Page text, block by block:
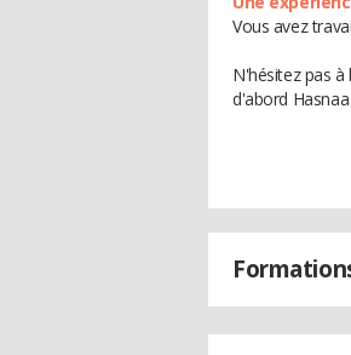
Vous avez
N'hésitez pas
d'abord